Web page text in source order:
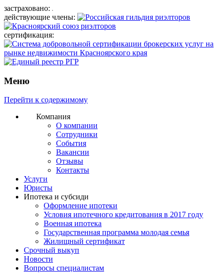
застраховано:
действующие члены:
сертификация:
Меню
Перейти к содержимому
Компания
О компании
Сотрудники
События
Вакансии
Отзывы
Контакты
Услуги
Юристы
Ипотека и субсиди
Оформление ипотеки
Условия ипотечного кредитования в 2017 году
Военная ипотека
Государственная программа молодая семья
Жилищный сертификат
Срочный выкуп
Новости
Вопросы специалистам